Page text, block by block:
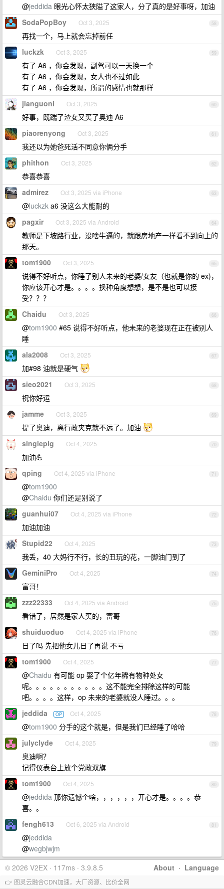
@jeddida 眼光心怀太狭隘了这家人，分了真的是好事呀，加油
58
SodaPopBoy Oct 3, 2025
再找一个，马上就会忘掉前任
59
luckzk Oct 3, 2025
有了 A6 ，你会发现，副驾可以一天换一个
有了 A6 ，你会发现，女人也不过如此
有了 A6 ，你会发现，所谓的感情也就那样
60
jianguoni Oct 3, 2025
好事，既踹了渣女又买了奥迪 A6
61
piaorenyong Oct 3, 2025
我还以为她爸死活不同意你俩分手
62
phithon Oct 3, 2025
恭喜恭喜
63
admirez Oct 3, 2025 via iPhone
@luckzk a6 没这么大能耐的
64
pagxir Oct 3, 2025 via Android
教师是下坡路行业，没啥牛逼的，就跟房地产一样看不到向上的
那天。
65
tom1900 Oct 3, 2025
说得不好听点，你睡了别人未来的老婆/女友（也就是你的 ex)，
你应该开心才是。。。。换种角度想想，是不是也可以接
受？？？
66
Chaidu Oct 3, 2025
@tom1900 #65 说得不好听点，他未来的老婆现在正在被别人
睡
67
ala2008 Oct 3, 2025
加#98 油就是硬气
68
sieo2021 Oct 3, 2025
祝你好运
69
jamme Oct 3, 2025
提了奥迪，离行政夹克就不远了。加油
70
singlepig Oct 4, 2025
加油💪
71
qping Oct 4, 2025 via iPhone
@tom1900
@Chaidu 你们还是别说了
72
guanhui07 Oct 4, 2025 via iPhone
加油加油
73
Stupid22 Oct 4, 2025
我丢，40 大妈行不行，长的丑玩的花，一脚油门到了
74
GeminiPro Oct 4, 2025
富哥！
75
zzz22333 Oct 4, 2025 via Android
看错了，居然是家人买的，富哥
76
shuiduoduo Oct 4, 2025 via iPhone
日了吗 先把他女儿日了再说 不亏
77
tom1900 Oct 4, 2025
@Chaidu 有可能 op 娶了个亿年稀有物种处女
呢。。。。。。。。。。。这不能完全排除这样的可能
吧。。。。这样，op 未来的老婆就没人睡过。。。
78
jeddida OP Oct 4, 2025
@tom1900 分手的这个就是，但是我们已经睡了哈哈
79
julyclyde Oct 4, 2025
奥迪啊？
记得仪表台上放个党政双旗
80
tom1900 Oct 4, 2025
@jeddida 那你遗憾个啥，，，，，，开心才是。。。。恭
喜。。
81
fengh613 Oct 6, 2025 via Android
@jeddida
@wegbjwjm
About · Language
© 2026 V2EX · 117ms · 3.9.8.5
👉 图灵云融合CDN加速，大厂资源、比价全网